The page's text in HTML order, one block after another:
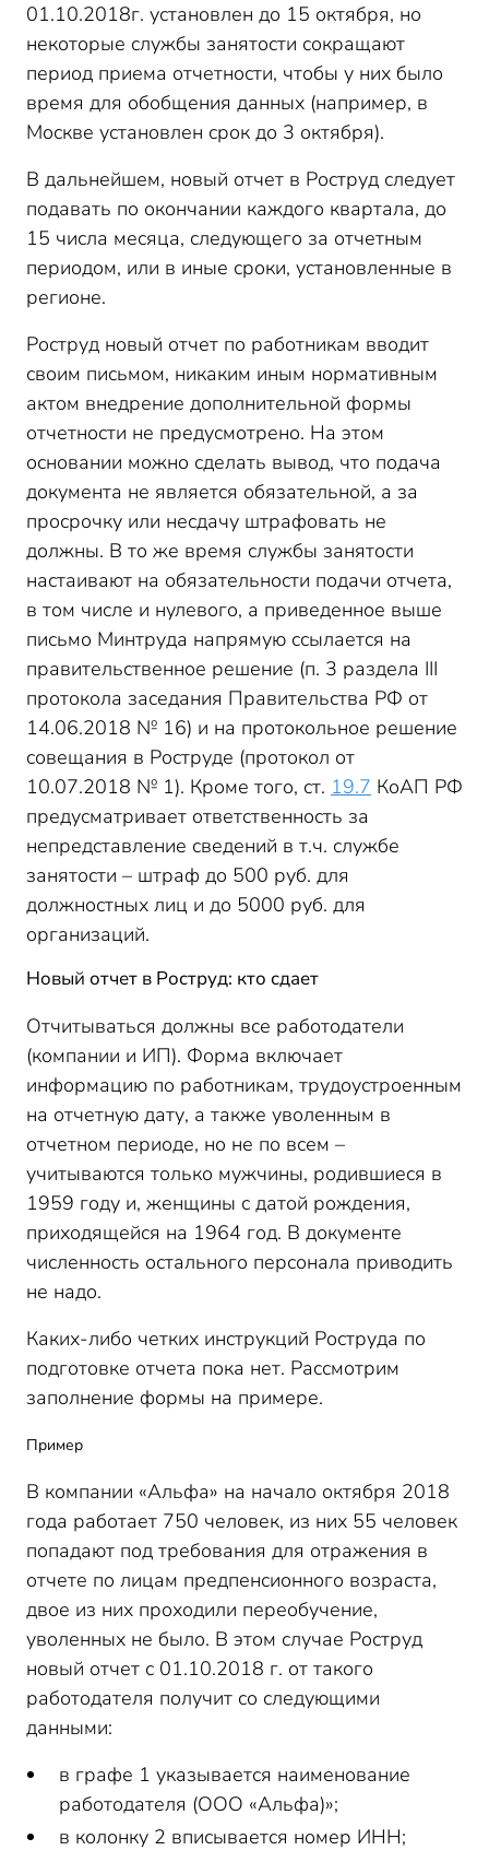
01.10.2018г. установлен до 15 октября, но
некоторые службы занятости сокращают
период приема отчетности, чтобы у них было
время для обобщения данных (например, в
Москве установлен срок до 3 октября).
В дальнейшем, новый отчет в Роструд следует
подавать по окончании каждого квартала, до
15 числа месяца, следующего за отчетным
периодом, или в иные сроки, установленные в
регионе.
Роструд новый отчет по работникам вводит
своим письмом, никаким иным нормативным
актом внедрение дополнительной формы
отчетности не предусмотрено. На этом
основании можно сделать вывод, что подача
документа не является обязательной, а за
просрочку или несдачу штрафовать не
должны. В то же время службы занятости
настаивают на обязательности подачи отчета,
в том числе и нулевого, а приведенное выше
письмо Минтруда напрямую ссылается на
правительственное решение (п. 3 раздела III
протокола заседания Правительства РФ от
14.06.2018 № 16) и на протокольное решение
совещания в Роструде (протокол от
10.07.2018 № 1). Кроме того, ст. 19.7 КоАП РФ
предусматривает ответственность за
непредставление сведений в т.ч. службе
занятости – штраф до 500 руб. для
должностных лиц и до 5000 руб. для
организаций.
Новый отчет в Роструд: кто сдает
Отчитываться должны все работодатели
(компании и ИП). Форма включает
информацию по работникам, трудоустроенным
на отчетную дату, а также уволенным в
отчетном периоде, но не по всем –
учитываются только мужчины, родившиеся в
1959 году и, женщины с датой рождения,
приходящейся на 1964 год. В документе
численность остального персонала приводить
не надо.
Каких-либо четких инструкций Роструда по
подготовке отчета пока нет. Рассмотрим
заполнение формы на примере.
Пример
В компании «Альфа» на начало октября 2018
года работает 750 человек, из них 55 человек
попадают под требования для отражения в
отчете по лицам предпенсионного возраста,
двое из них проходили переобучение,
уволенных не было. В этом случае Роструд
новый отчет с 01.10.2018 г. от такого
работодателя получит со следующими
данными:
в графе 1 указывается наименование
работодателя (ООО «Альфа)»;
в колонку 2 вписывается номер ИНН;